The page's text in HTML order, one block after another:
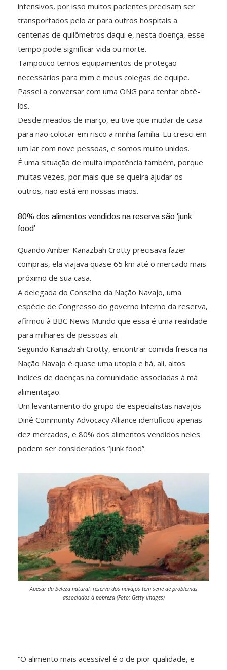
intensivos, por isso muitos pacientes precisam ser
transportados pelo ar para outros hospitais a
centenas de quilômetros daqui e, nesta doença, esse
tempo pode significar vida ou morte.
Tampouco temos equipamentos de proteção
necessários para mim e meus colegas de equipe.
Passei a conversar com uma ONG para tentar obtê-
los.
Desde meados de março, eu tive que mudar de casa
para não colocar em risco a minha família. Eu cresci em
um lar com nove pessoas, e somos muito unidos.
É uma situação de muita impotência também, porque
muitas vezes, por mais que se queira ajudar os
outros, não está em nossas mãos.
80% dos alimentos vendidos na reserva são ‘junk
food’
Quando Amber Kanazbah Crotty precisava fazer
compras, ela viajava quase 65 km até o mercado mais
próximo de sua casa.
A delegada do Conselho da Nação Navajo, uma
espécie de Congresso do governo interno da reserva,
afirmou à BBC News Mundo que essa é uma realidade
para milhares de pessoas ali.
Segundo Kanazbah Crotty, encontrar comida fresca na
Nação Navajo é quase uma utopia e há, ali, altos
índices de doenças na comunidade associadas à má
alimentação.
Um levantamento do grupo de especialistas navajos
Diné Community Advocacy Alliance identificou apenas
dez mercados, e 80% dos alimentos vendidos neles
podem ser considerados “junk food”.
Apesar da beleza natural, reserva dos navajos tem série de problemas
associados à pobreza (Foto: Getty Images)
“O alimento mais acessível é o de pior qualidade, e